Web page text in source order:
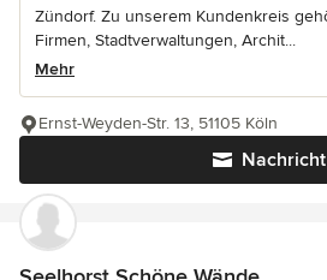
Zündorf. Zu unserem Kundenkreis
Firmen, Stadtverwaltungen, Archit...
Mehr
Nachricht
Ernst-Weyden-Str. 13, 51105 Köln